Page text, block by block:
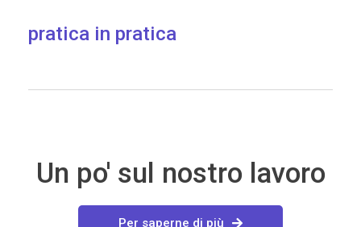
pratica in pratica
Un po' sul nostro lavoro
Per saperne di più